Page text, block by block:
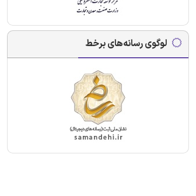
لوگوی رسانه‌های برخط